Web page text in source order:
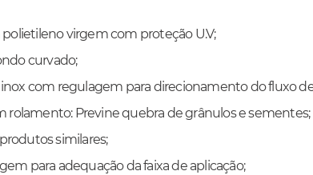
virgem com proteção U.V;
curvado;
com regulagem para direcionamento do fluxo
rolamento: Previne quebra de grânulos e sementes;
similares;
para adequação da faixa de aplicação;